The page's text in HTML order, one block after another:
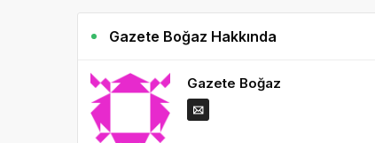
Gazete Boğaz Hakkında
Gazete Boğaz